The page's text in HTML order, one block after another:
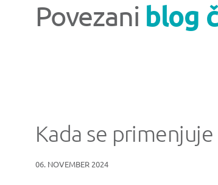
Povezani blog
Kada se primenjuje
06. NOVEMBER 2024